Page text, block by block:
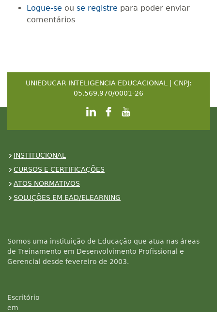
Logue-se ou se registre para poder enviar
comentários
UNIEDUCAR INTELIGENCIA EDUCACIONAL | CNPJ:
05.569.970/0001-26
INSTITUCIONAL
CURSOS E CERTIFICAÇÕES
ATOS NORMATIVOS
SOLUÇÕES EM EAD/ELEARNING
Somos uma instituição de Educação que atua nas áreas
de Treinamento em Desenvolvimento Profissional e
Gerencial desde fevereiro de 2003.
Escritório
em